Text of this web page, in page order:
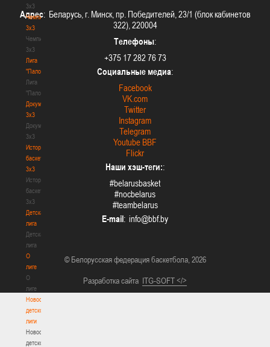
3x3
Чемпионат
3х3
Чемпионат
3х3
Лига
"Палова"
Лига
"Палова"
Документы
3х3
Документы
3х3
История
баскетбола
3х3
История
баскетбола
3х3
Детская
лига
Детская
лига
О
лиге
О
лиге
Новости
детской
лиги
Новости
детской
Адрес: Беларусь, г. Минск, пр. Победителей, 23/1 (блок кабинетов
322), 220004
Телефоны:
+375 17 282 76 73
Социальные медиа:
Facebook
VK.com
Twitter
Instagram
Telegram
Youtube BBF
Flickr
Наши хэш-теги::
#belarusbasket
#nocbelarus
#teambelarus
E-mail:
© Белорусская федерация баскетбола, 2026
Разработка сайта ITG-SOFT </>